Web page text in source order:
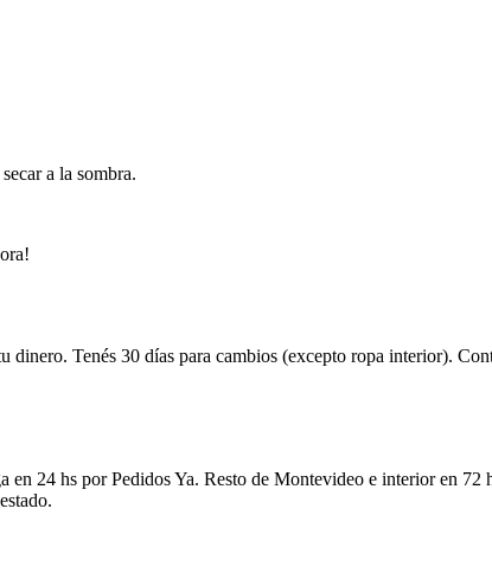
a la sombra.
Tenés 30 días para cambios (excepto ropa interior).
24 hs por Pedidos Ya. Resto de Montevideo e interior en